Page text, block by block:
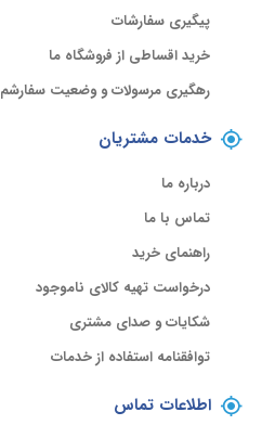
پیگیری سفارشات
خرید اقساطی از فروشگاه ما
رهگیری مرسولات و وضعیت سفارشم
خدمات مشتریان
درباره ما
تماس با ما
راهنمای خرید
درخواست تهیه کالای ناموجود
شکایات و صدای مشتری
توافقنامه استفاده از خدمات
اطلاعات تماس